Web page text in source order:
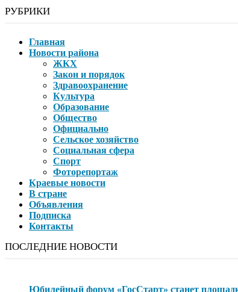
РУБРИКИ
Главная
Новости района
ЖКХ
Закон и порядок
Здравоохранение
Культура
Образование
Общество
Официально
Сельское хозяйство
Социальная сфера
Спорт
Фоторепортаж
Краевые новости
В стране
Объявления
Подписка
Контакты
ПОСЛЕДНИЕ НОВОСТИ
Юбилейный форум «ГосСтарт» станет